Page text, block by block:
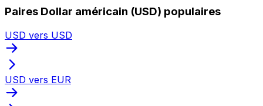
Paires Dollar américain (USD) populaires
USD vers USD
USD vers EUR